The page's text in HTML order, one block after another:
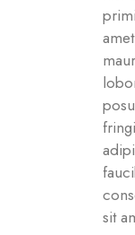
sit